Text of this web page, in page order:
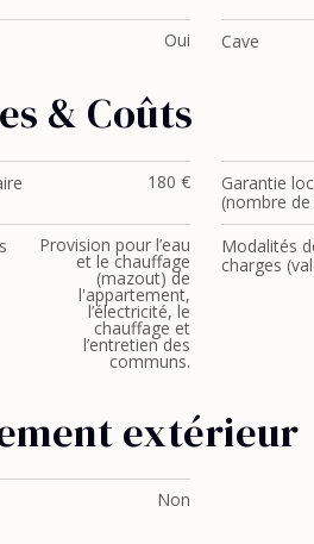
Oui Cave
& Coûts
180 €
Garantie
(nombre
Provision pour l’eau
et le chauffage
(mazout) de
l'appartement,
l’électricité, le
chauffage et
l’entretien des
communs.
Modalités
charges
extérieur
Non